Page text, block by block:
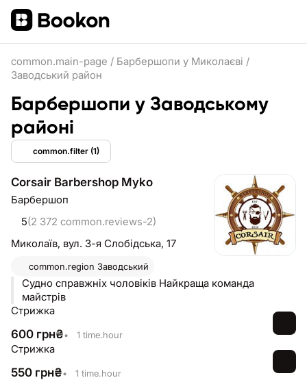
common.main-page / Барбершопи у Миколаєві /
Заводський район
Барбершопи у Заводському
районі
common.filter (1)
Corsair Barbershop Myko
Барбершоп
5(2 372 common.reviews-2)
Миколаїв, вул. 3-я Слобідська, 17
common.region Заводський
Судно справжніх чоловіків Найкраща команда
майстрів
Стрижка
600 грн₴• 1 time.hour
Стрижка
550 грн₴• 1 time.hour